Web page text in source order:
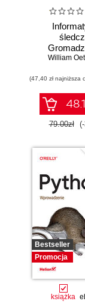
William
(47,40 zł najniższa
79.00zł
Bestseller
Promocja
książka